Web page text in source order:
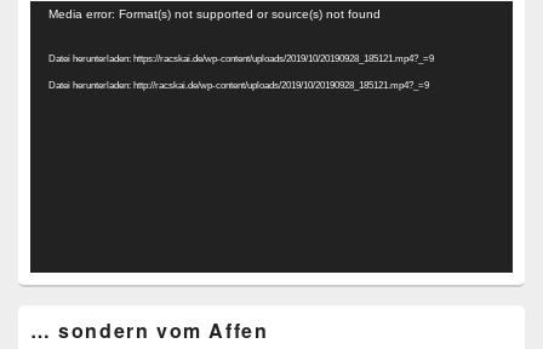
Video-
Media error: Format(s) not supported or source(s) not found
Datei herunterladen: https://racskai.de/wp-content/uploads/2019/10/20190928_185121.mp4?_=9
Datei herunterladen: http://racskai.de/wp-content/uploads/2019/10/20190928_185121.mp4?_=9
… sondern vom Affen